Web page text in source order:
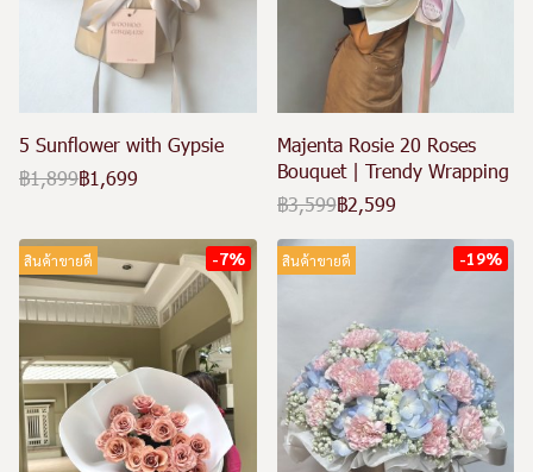
5 Sunflower with Gypsie
฿1,899฿1,699
Majenta Rosie 20 Roses
Bouquet | Trendy Wrapping
฿3,599฿2,599
สินค้าขายดี -7% สินค้าขายดี -19%